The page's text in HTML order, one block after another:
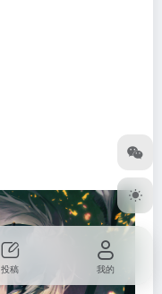
投稿 我的